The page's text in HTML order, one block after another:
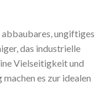
ungiftiges
das industrielle
Vielseitigkeit und
es zur idealen